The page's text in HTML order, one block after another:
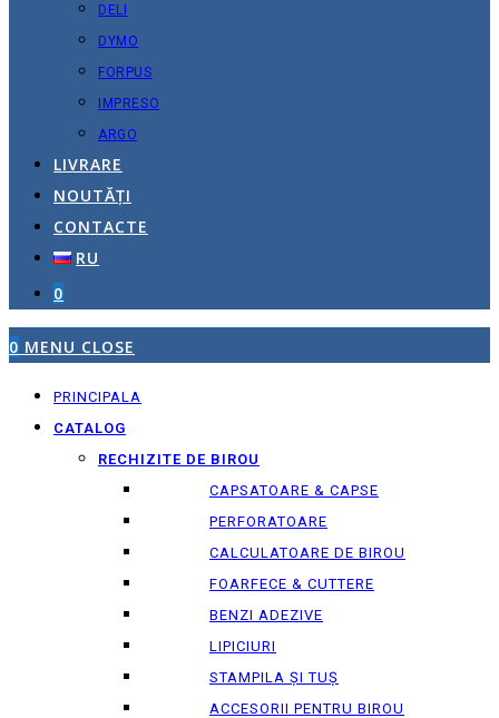
DELI
DYMO
FORPUS
IMPRESO
ARGO
LIVRARE
NOUTĂȚI
CONTACTE
RU
0
0 MENU CLOSE
PRINCIPALA
CATALOG
RECHIZITE DE BIROU
CAPSATOARE & CAPSE
PERFORATOARE
CALCULATOARE DE BIROU
FOARFECE & CUTTERE
BENZI ADEZIVE
LIPICIURI
STAMPILA ȘI TUȘ
ACCESORII PENTRU BIROU